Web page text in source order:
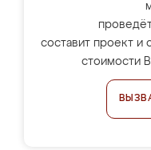
составит проект и
стоимости